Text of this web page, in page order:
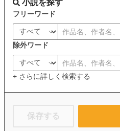
小説を探す
フリーワード
除外ワード
+ さらに詳しく検索する
保存する